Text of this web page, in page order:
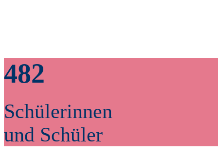
482
Schülerinnen
und Schüler